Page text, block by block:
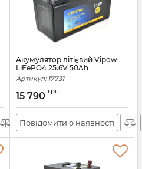
Акумулятор літієвий Vipow
LiFePO4 25.6V 50Ah
Артикул: 17731
15 790 грн.
Повідомити о наявності